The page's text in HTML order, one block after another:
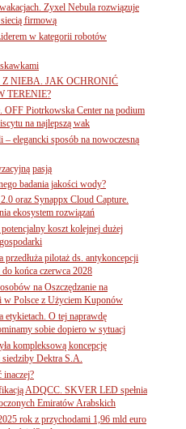
Zyxel Nebula rozwiązuje
firmową
w kategorii robotów
NIEBA. JAK OCHRONIĆ
TERENIE?
OFF Piotrkowska Center na podium
na najlepszą wak
– elegancki sposób na nowoczesną
pasją
badania jakości wody?
oraz Synappx Cloud Capture.
ekosystem rozwiązań
koszt kolejnej dużej
pilotaż ds. antykoncepcji
końca czerwca 2028
na Oszczędzanie na
w Polsce z Użyciem Kuponów
etykietach. O tej naprawdę
sobie dopiero w sytuacj
kompleksową koncepcję
Dektra S.A.
inaczej?
ADQCC. SKVER LED spełnia
Emiratów Arabskich
rok z przychodami 1,96 mld euro